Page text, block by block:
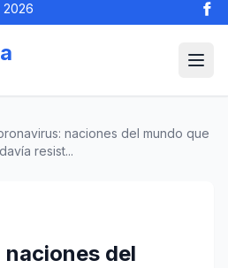
2026
naciones del mundo que
resist...
del